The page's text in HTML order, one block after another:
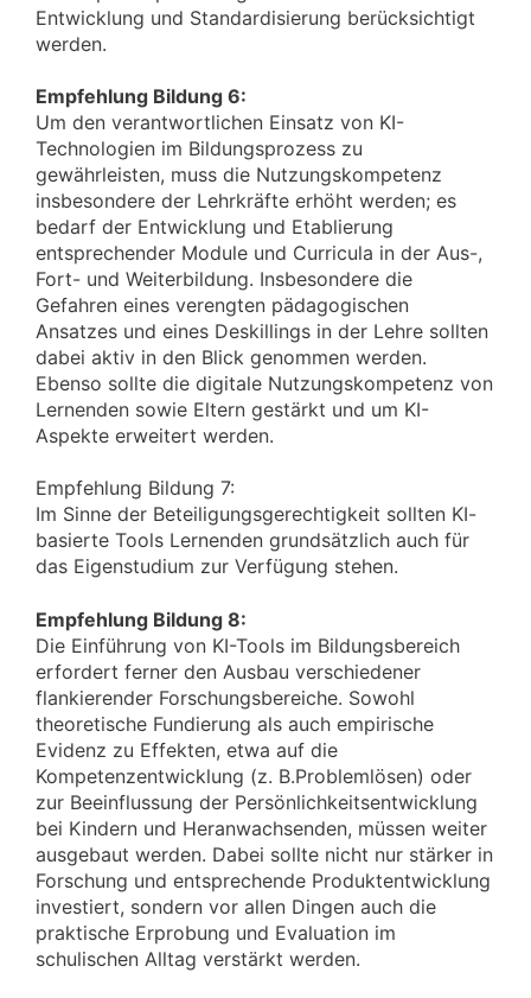
Entwicklung und Standardisierung berücksichtigt
werden.
Empfehlung Bildung 6:
Um den verantwortlichen Einsatz von KI-
Technologien im Bildungsprozess zu
gewährleisten, muss die Nutzungskompetenz
insbesondere der Lehrkräfte erhöht werden; es
bedarf der Entwicklung und Etablierung
entsprechender Module und Curricula in der Aus-,
Fort- und Weiterbildung. Insbesondere die
Gefahren eines verengten pädagogischen
Ansatzes und eines Deskillings in der Lehre sollten
dabei aktiv in den Blick genommen werden.
Ebenso sollte die digitale Nutzungskompetenz von
Lernenden sowie Eltern gestärkt und um KI-
Aspekte erweitert werden.
Empfehlung Bildung 7:
Im Sinne der Beteiligungsgerechtigkeit sollten KI-
basierte Tools Lernenden grundsätzlich auch für
das Eigenstudium zur Verfügung stehen.
Empfehlung Bildung 8:
Die Einführung von KI-Tools im Bildungsbereich
erfordert ferner den Ausbau verschiedener
flankierender Forschungsbereiche. Sowohl
theoretische Fundierung als auch empirische
Evidenz zu Effekten, etwa auf die
Kompetenzentwicklung (z. B.Problemlösen) oder
zur Beeinflussung der Persönlichkeitsentwicklung
bei Kindern und Heranwachsenden, müssen weiter
ausgebaut werden. Dabei sollte nicht nur stärker in
Forschung und entsprechende Produktentwicklung
investiert, sondern vor allen Dingen auch die
praktische Erprobung und Evaluation im
schulischen Alltag verstärkt werden.